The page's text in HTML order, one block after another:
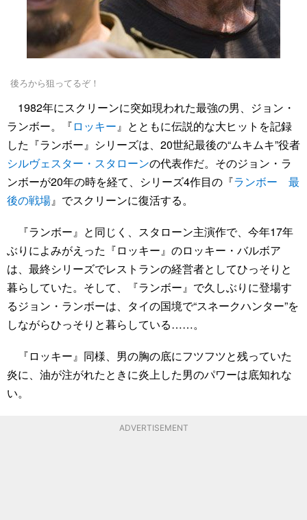
後ろから狙ってるぞ！
1982年にスクリーンに突如現われた最強の男、ジョン・
ランボー。『ロッキー』とともに伝説的な大ヒットを記録
した『ランボー』シリーズは、20世紀最後の“ムキムキ”役者
シルヴェスター・スタローンの代表作だ。そのジョン・ラ
ンボーが20年の時を経て、シリーズ4作目の『ランボー 最
後の戦場』でスクリーンに復活する。
『ランボー』と同じく、スタローン主演作で、今年17年
ぶりによみがえった『ロッキー』のロッキー・バルボア
は、最終シリーズでレストランの経営者としてひっそりと
暮らしていた。そして、『ランボー』で久しぶりに登場す
るジョン・ランボーは、タイの国境で“スネークハンター”を
しながらひっそりと暮らしている……。
『ロッキー』同様、男の胸の底にフツフツと残っていた
炎に、油が注がれたときに炎上した男のパワーは底知れな
い。
ADVERTISEMENT